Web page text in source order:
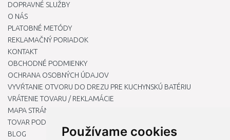
Používame cookies
DOPRAVNÉ SLUŽBY
O NÁS
PLATOBNÉ METÓDY
REKLAMAČNÝ PORIADOK
KONTAKT
OBCHODNÉ PODMIENKY
OCHRANA OSOBNÝCH ÚDAJOV
VYVŔTANIE OTVORU DO DREZU PRE KUCHYNSKÚ BATÉRIU
VRÁTENIE TOVARU / REKLAMÁCIE
MAPA STRÁNOK
TOVAR PODĽA ZNAČIEK
BLOG